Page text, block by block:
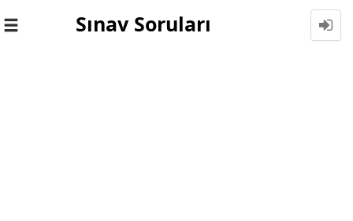
Toggle
Sınav Soruları